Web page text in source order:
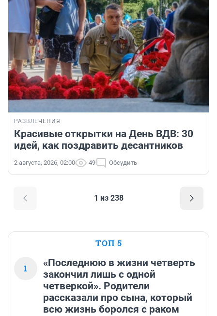
РАЗВЛЕЧЕНИЯ
Красивые открытки на День ВДВ: 30
идей, как поздравить десантников
2 августа, 2026, 02:00 49 Обсудить
1 из 238
ТОП 5
1
«Последнюю в жизни четверть
закончил лишь с одной
четверкой». Родители
рассказали про сына, который
всю жизнь боролся с раком